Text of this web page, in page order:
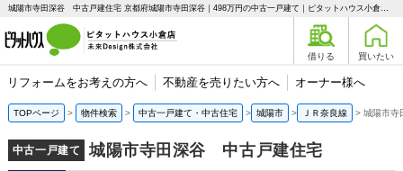
城陽市寺田深谷 中古戸建住宅 京都府城陽市寺田深谷｜498万円の中古一戸建て｜ピタットハウス小倉店 未来Design株式会社
借りる 買いたい
リフォームをお考えの方へ 不動産を売りたい方へ オーナー様へ
TOPページ 物件検索 中古一戸建て・中古住宅 城陽市 ＪＲ奈良線 城陽市
中古一戸建て 城陽市寺田深谷 中古戸建住宅